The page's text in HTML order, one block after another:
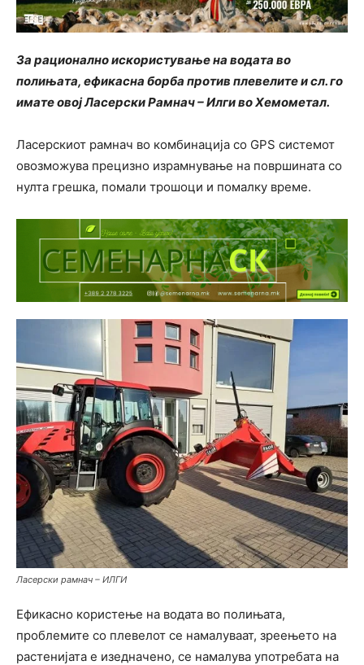
За рационално искористување на водата во
полињата, ефикасна борба против плевелите и сл. го
имате овој Ласерски Рамнач – Илги во Хемометал.
Ласерскиот рамнач во комбинација со GPS системот
овозможува прецизно израмнување на површината со
нулта грешка, помали трошоци и помалку време.
Ласерски рамнач – ИЛГИ
Ефикасно користење на водата во полињата,
проблемите со плевелот се намалуваат, зреењето на
растенијата е изедначено, се намалува употребата на